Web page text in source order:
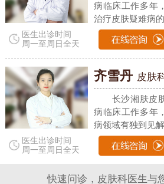
医生出诊时间
周一至周日全天
病临床工作多年
治疗皮肤疑难病
医生出诊时间
周一至周日全天
齐雪丹 皮肤
长沙湘肤皮
病临床工作多年
病领域有独到见
快速问诊，皮肤科医生与